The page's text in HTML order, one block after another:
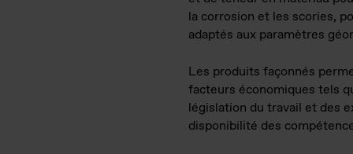
la corrosion et les scories,
adaptés aux paramètres
Les produits façonnés
facteurs économiques tels
législation du travail et des
disponibilité des